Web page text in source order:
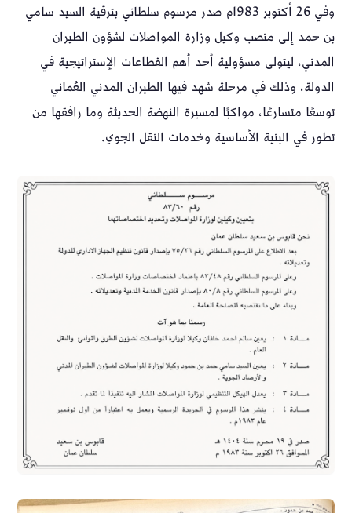
وفي 26 أكتوبر 1983م صدر مرسوم سلطاني بترقية السيد سامي
بن حمد إلى منصب وكيل وزارة المواصلات لشؤون الطيران
المدني، ليتولى مسؤولية أحد أهم القطاعات الإستراتيجية في
الدولة، وذلك في مرحلة شهد فيها الطيران المدني العُماني
توسعًا متسارعًا، مواكبًا لمسيرة النهضة الحديثة وما رافقها من
تطور في البنية الأساسية وخدمات النقل الجوي.